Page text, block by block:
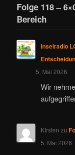
Folge 118 –
Bereich
Inselradio
5. Mai 2026
Wir
KIrsten zu
5. Mai 2026